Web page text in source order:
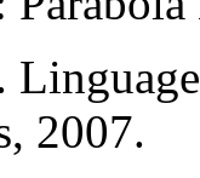
2007.